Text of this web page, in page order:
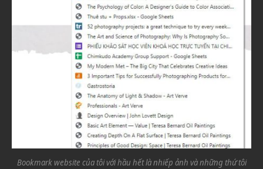
Bookmark website của tôi với hầu hết là nhiếp ảnh và những thứ tôi